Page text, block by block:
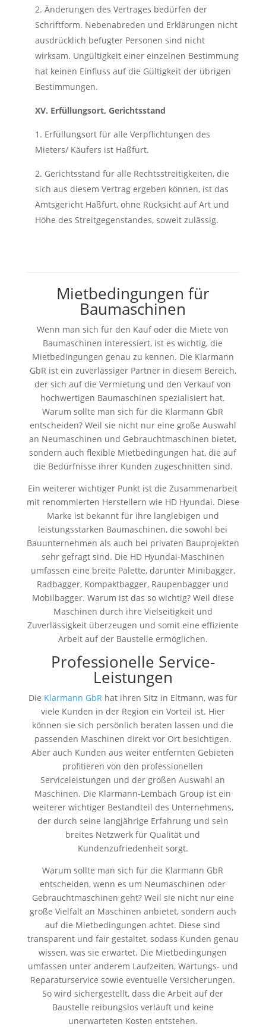
2. Änderungen des Vertrages bedürfen der
Schriftform. Nebenabreden und Erklärungen nicht
ausdrücklich befugter Personen sind nicht
wirksam. Ungültigkeit einer einzelnen Bestimmung
hat keinen Einfluss auf die Gültigkeit der übrigen
Bestimmungen.
XV. Erfüllungsort, Gerichtsstand
1. Erfüllungsort für alle Verpflichtungen des
Mieters/ Käufers ist Haßfurt.
2. Gerichtsstand für alle Rechtsstreitigkeiten, die
sich aus diesem Vertrag ergeben können, ist das
Amtsgericht Haßfurt, ohne Rücksicht auf Art und
Höhe des Streitgegenstandes, soweit zulässig.
Mietbedingungen für
Baumaschinen
Wenn man sich für den Kauf oder die Miete von
Baumaschinen interessiert, ist es wichtig, die
Mietbedingungen genau zu kennen. Die Klarmann
GbR ist ein zuverlässiger Partner in diesem Bereich,
der sich auf die Vermietung und den Verkauf von
hochwertigen Baumaschinen spezialisiert hat.
Warum sollte man sich für die Klarmann GbR
entscheiden? Weil sie nicht nur eine große Auswahl
an Neumaschinen und Gebrauchtmaschinen bietet,
sondern auch flexible Mietbedingungen hat, die auf
die Bedürfnisse ihrer Kunden zugeschnitten sind.
Ein weiterer wichtiger Punkt ist die Zusammenarbeit
mit renommierten Herstellern wie HD Hyundai. Diese
Marke ist bekannt für ihre langlebigen und
leistungsstarken Baumaschinen, die sowohl bei
Bauunternehmen als auch bei privaten Bauprojekten
sehr gefragt sind. Die HD Hyundai-Maschinen
umfassen eine breite Palette, darunter Minibagger,
Radbagger, Kompaktbagger, Raupenbagger und
Mobilbagger. Warum ist das so wichtig? Weil diese
Maschinen durch ihre Vielseitigkeit und
Zuverlässigkeit überzeugen und somit eine effiziente
Arbeit auf der Baustelle ermöglichen.
Professionelle Service-
Leistungen
Die Klarmann GbRhat ihren Sitz in Eltmann, was für
viele Kunden in der Region ein Vorteil ist. Hier
können sie sich persönlich beraten lassen und die
passenden Maschinen direkt vor Ort besichtigen.
Aber auch Kunden aus weiter entfernten Gebieten
profitieren von den professionellen
Serviceleistungen und der großen Auswahl an
Maschinen. Die Klarmann-Lembach Group ist ein
weiterer wichtiger Bestandteil des Unternehmens,
der durch seine langjährige Erfahrung und sein
breites Netzwerk für Qualität und
Kundenzufriedenheit sorgt.
Warum sollte man sich für die Klarmann GbR
entscheiden, wenn es um Neumaschinen oder
Gebrauchtmaschinen geht? Weil sie nicht nur eine
große Vielfalt an Maschinen anbietet, sondern auch
auf die Mietbedingungen achtet. Diese sind
transparent und fair gestaltet, sodass Kunden genau
wissen, was sie erwartet. Die Mietbedingungen
umfassen unter anderem Laufzeiten, Wartungs- und
Reparaturservice sowie eventuelle Versicherungen.
So wird sichergestellt, dass die Arbeit auf der
Baustelle reibungslos verläuft und keine
unerwarteten Kosten entstehen.